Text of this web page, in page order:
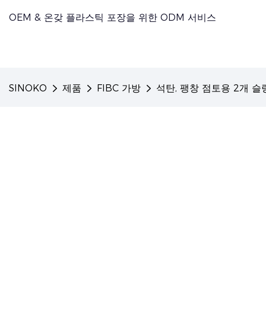
OEM & 온갖 플라스틱 포장을 위한 ODM 서비스
SINOKO 제품 FIBC 가방 석탄, 팽창 점토용 2개